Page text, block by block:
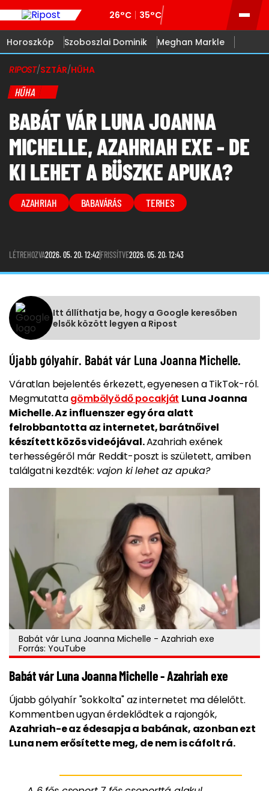
26°C 35°C
Horoszkóp Szoboszlai Dominik Meghan Markle
RIPOST/SZTÁR/HŰHA
HŰHA
BABÁT VÁR LUNA JOANNA
MICHELLE, AZAHRIAH EXE - DE
KI LEHET A BÜSZKE APUKA?
AZAHRIAH BABAVÁRÁS TERHES
LÉTREHOZVA2026. 05. 20. 12:42FRISSÍTVE2026. 05. 20. 12:43
Itt állíthatja be, hogy a Google keresőben
elsők között legyen a Ripost
Újabb gólyahír. Babát vár Luna Joanna Michelle.
Váratlan bejelentés érkezett, egyenesen a TikTok-ról.
Megmutattagömbölyödő pocakját Luna Joanna
Michelle. Az influenszer egy óra alatt
felrobbantotta az internetet, barátnőivel
készített közös videójával.Azahriah exének
terhességéről már Reddit-poszt is született, amiben
találgatni kezdték: vajon ki lehet az apuka?
Babát vár Luna Joanna Michelle - Azahriah exe
Forrás: YouTube
Babát vár Luna Joanna Michelle - Azahriah exe
Újabb gólyahír "sokkolta" az internetet ma délelőtt.
Kommentben ugyan érdeklődtek a rajongók,
Azahriah-e az édesapja a babának, azonban ezt
Luna nem erősítette meg, de nem is cáfolt rá.